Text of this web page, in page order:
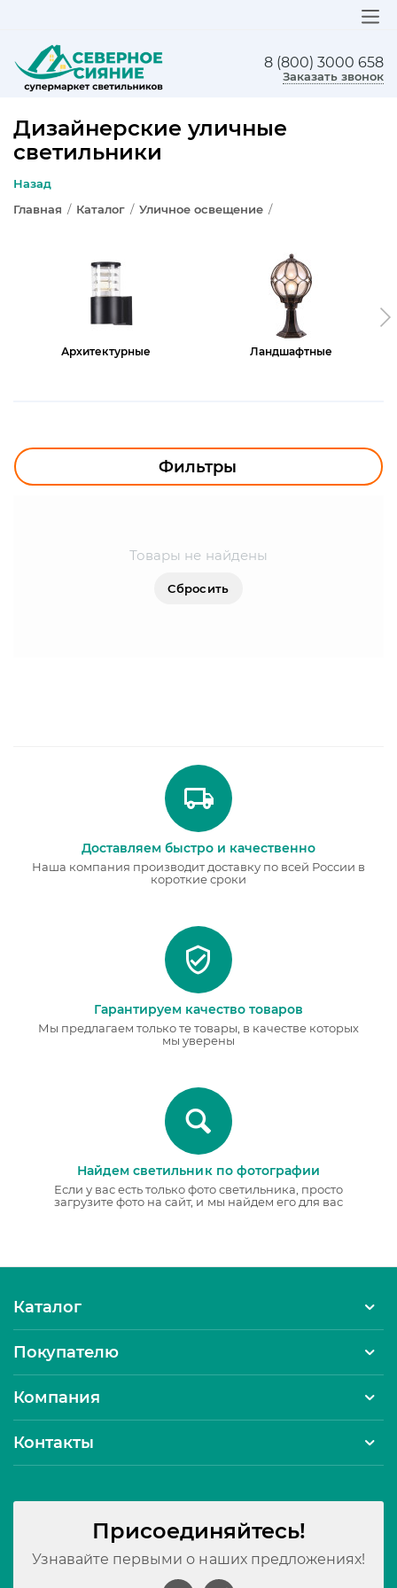
8 (800) 3000 658
Заказать звонок
Дизайнерские уличные
светильники
Назад
Главная / Каталог / Уличное освещение /
Архитектурные Ландшафтные
Фильтры
Товары не найдены
Сбросить
Доставляем быстро и качественно
Наша компания производит доставку по всей России в
короткие сроки
Гарантируем качество товаров
Мы предлагаем только те товары, в качестве которых
мы уверены
Найдем светильник по фотографии
Если у вас есть только фото светильника, просто
загрузите фото на сайт, и мы найдем его для вас
Каталог
Покупателю
Компания
Контакты
Присоединяйтесь!
Узнавайте первыми о наших предложениях!
ЛЮСТРЫ
БРА И ПОДСВЕТКА
НАСТОЛЬНЫЕ ЛАМПЫ
СВЕТИЛЬНИКИ КАК В ИКЕА
ТРЕКОВЫЕ СИСТЕМЫ
СПОТЫ
СВЕТОДИОДНАЯ ПОДСВЕТКА
ЭЛЕКТРОТОВАРЫ